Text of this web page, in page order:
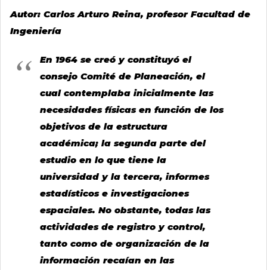
Autor: Carlos Arturo Reina, profesor Facultad de
Ingeniería
En 1964 se creó y constituyó el
consejo Comité de Planeación, el
cual contemplaba inicialmente las
necesidades físicas en función de los
objetivos de la estructura
académica; la segunda parte del
estudio en lo que tiene la
universidad y la tercera, informes
estadísticos e investigaciones
espaciales. No obstante, todas las
actividades de registro y control,
tanto como de organización de la
información recaían en las
Anterior
Siguiente